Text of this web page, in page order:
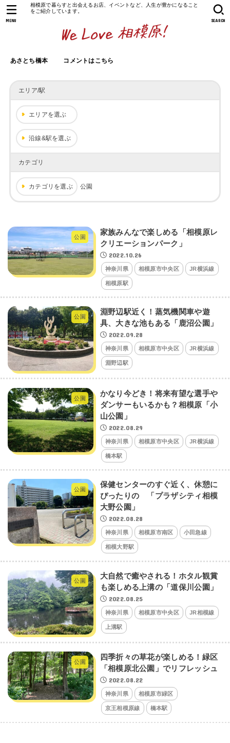
相模原で暮らすと出会えるお店、イベントなど、人生が豊かになること
をご紹介しています。
あさとち橋本 コメントはこちら
SEARCH
MENU
エリア/駅
エリアを選ぶ
沿線&駅を選ぶ
カテゴリ
カテゴリを選ぶ 公園
公園
家族みんなで楽しめる「相模原レ
クリエーションパーク」
2022.10.26
神奈川県 相模原市中央区 JR横浜線
相模原駅
公園
淵野辺駅近く！蒸気機関車や遊
具、大きな池もある「鹿沼公園」
2022.09.28
神奈川県 相模原市中央区 JR横浜線
淵野辺駅
公園
かなり今どき！将来有望な選手や
ダンサーもいるかも？相模原「小
山公園」
2022.08.29
神奈川県 相模原市中央区 JR横浜線
橋本駅
公園
保健センターのすぐ近く、休憩に
ぴったりの 「プラザシティ相模
大野公園」
2022.08.28
神奈川県 相模原市南区 小田急線
相模大野駅
公園
大自然で癒やされる！ホタル観賞
も楽しめる上溝の「道保川公園」
2022.08.25
神奈川県 相模原市中央区 JR相模線
上溝駅
公園
四季折々の草花が楽しめる！緑区
「相模原北公園」でリフレッシュ
2022.08.22
神奈川県 相模原市緑区
京王相模原線 橋本駅